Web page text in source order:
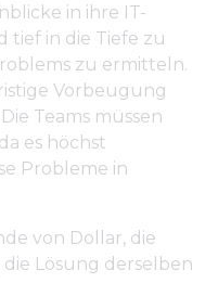
in ihre IT-
tief in die Tiefe zu
zu ermitteln.
Vorbeugung
Teams müssen
es höchst
Probleme in
von Dollar, die
Lösung derselben